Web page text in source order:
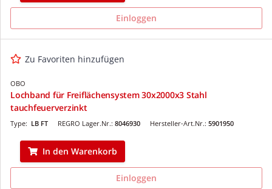
Einloggen
Zu Favoriten hinzufügen
OBO
Lochband für Freiflächensystem 30x2000x3 Stahl
tauchfeuerverzinkt
REGRO Lager.Nr.: 8046930
Type: LB FT Hersteller-Art.Nr.: 5901950
In den Warenkorb
Einloggen